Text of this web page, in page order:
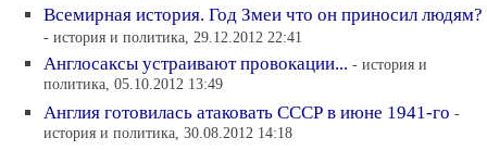
Всемирная история. Год Змеи что он приносил людям?
- история и политика, 29.12.2012 22:41
Англосаксы устраивают провокации... - история и
политика, 05.10.2012 13:49
Англия готовилась атаковать СССР в июне 1941-го -
история и политика, 30.08.2012 14:18